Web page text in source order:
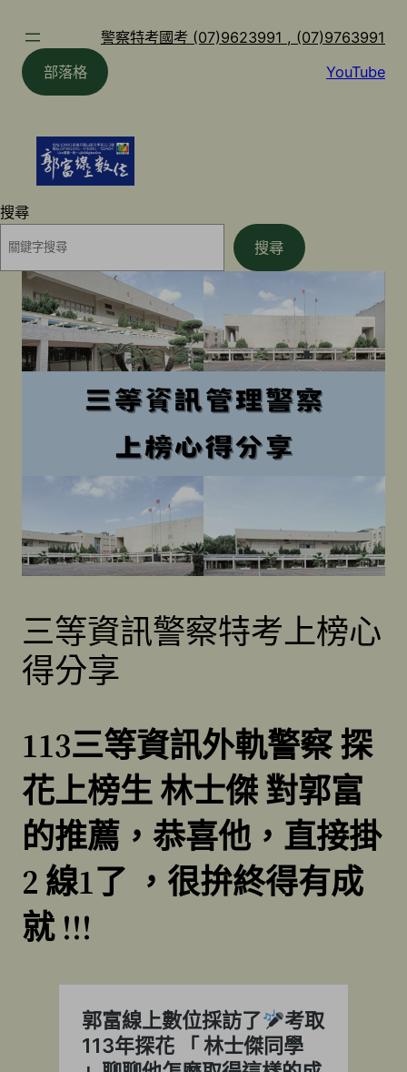
警察特考國考 (07)9623991 , (07)9763991
部落格
YouTube
搜尋
搜尋
三等資訊警察特考上榜心
得分享
113三等資訊外軌警察 探
花上榜生 林士傑 對郭富
的推薦，恭喜他，直接掛
2 線1了 ，很拚終得有成
就 !!!